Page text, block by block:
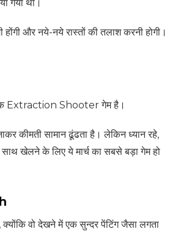
गया था।
और नये-नये रास्तों की तलाश करनी होगी।
Extraction Shooter गेम है।
सामान ढूंढता है। लेकिन ध्यान रहे,
खेलने के लिए ये मार्च का सबसे बड़ा गेम हो
वो देखने में एक सुन्दर पेंटिंग जैसा लगता